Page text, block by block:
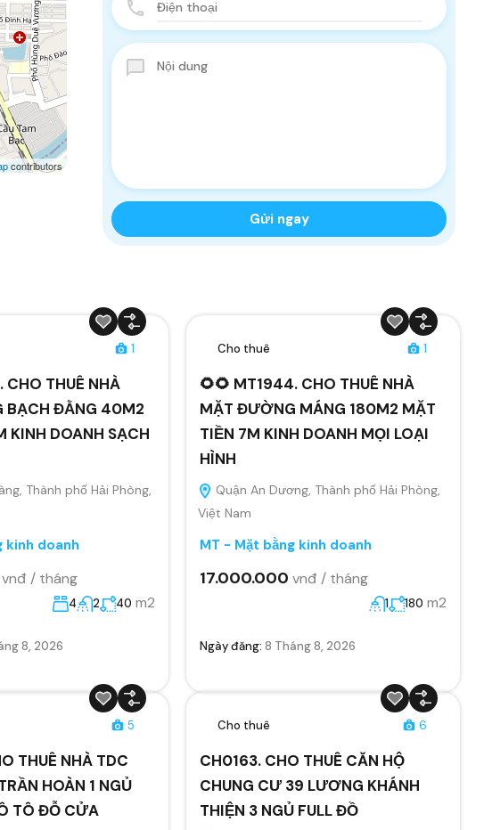
contributors
1
CHO THUÊ NHÀ
BẠCH ĐẰNG 40M2
KINH DOANH SẠCH
Thành phố Hải Phòng,
kinh doanh
vnđ / tháng
4 2 40 m2
8, 2026
Cho thuê 1
🌻🌻 MT1944. CHO THUÊ NHÀ
MẶT ĐƯỜNG MÁNG 180M2 MẶT
TIỀN 7M KINH DOANH MỌI LOẠI
HÌNH
Quận An Dương, Thành phố Hải Phòng,
Việt Nam
MT - Mặt bằng kinh doanh
17.000.000 vnđ / tháng
1 180 m2
Ngày đăng: 8 Tháng 8, 2026
5
THUÊ NHÀ TDC
HOÀN 1 NGỦ
TÔ ĐỖ CỬA
Cho thuê 6
CH0163. CHO THUÊ CĂN HỘ
CHUNG CƯ 39 LƯƠNG KHÁNH
THIỆN 3 NGỦ FULL ĐỒ